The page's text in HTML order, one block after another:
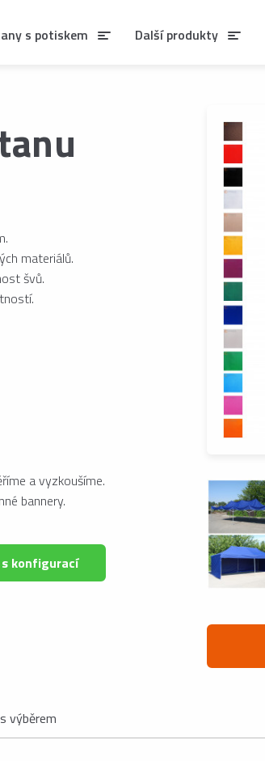
materiálů.
švů.
a vyzkoušíme.
bannery.
konfigurací
výběrem
s potiskem Další produkty